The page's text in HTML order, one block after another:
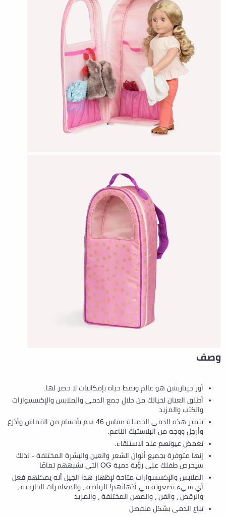
وصف
أور جيناريشن هو عالم ونمط حياة بإمكانيات لا حصر لها.
أطلق العنان لخيالك من خلال جمع الدمى والملابس والإكسسوارات
والكتب والمزيد
تتميز هذه الدمى الجميلة مقاس 46 سم بأجسام من القماش وأذرع
وأرجل ووجه من البلاستيك الناعم.
تغمض عيونهم عند الاستلقاء.
إنها متوفرة بجميع ألوان الشعر والعين والبشرة المختلفة - لذلك
سيحرص طفلك على رؤية دمية OG التي تشبههم تمامًا
الملابس والإكسسوارات متاحة لإظهار هذا الجيل أنه يمكنهم فعل
أي شيء يضعونه في أذهانهم! الرياضة ، والمغامرات الخارجية ،
والرقص ، والفن ، والمهن المختلفة ، والمزيد
تباع الدمى بشكل منفصل